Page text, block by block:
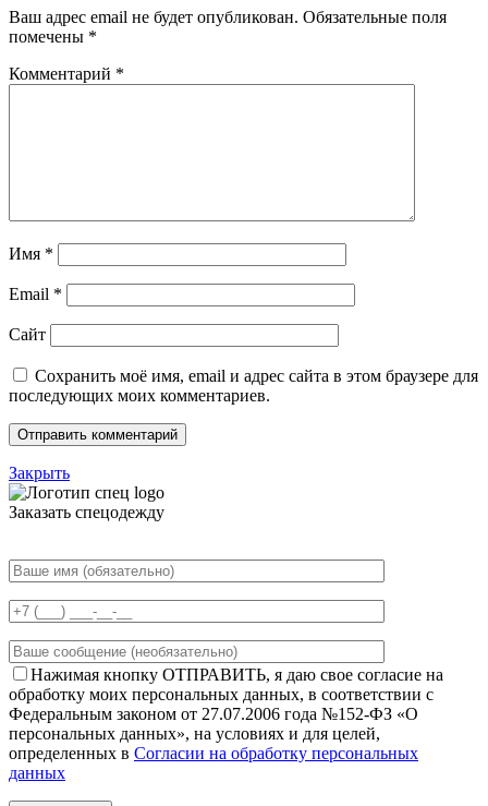
Ваш адрес email не будет опубликован. Обязательные поля
помечены *
Комментарий *
Имя *
Email *
Сайт
Сохранить моё имя, email и адрес сайта в этом браузере для
последующих моих комментариев.
Закрыть
Заказать спецодежду
Нажимая кнопку ОТПРАВИТЬ, я даю свое согласие на
обработку моих персональных данных, в соответствии с
Федеральным законом от 27.07.2006 года №152-ФЗ «О
персональных данных», на условиях и для целей,
определенных в Согласии на обработку персональных
данных